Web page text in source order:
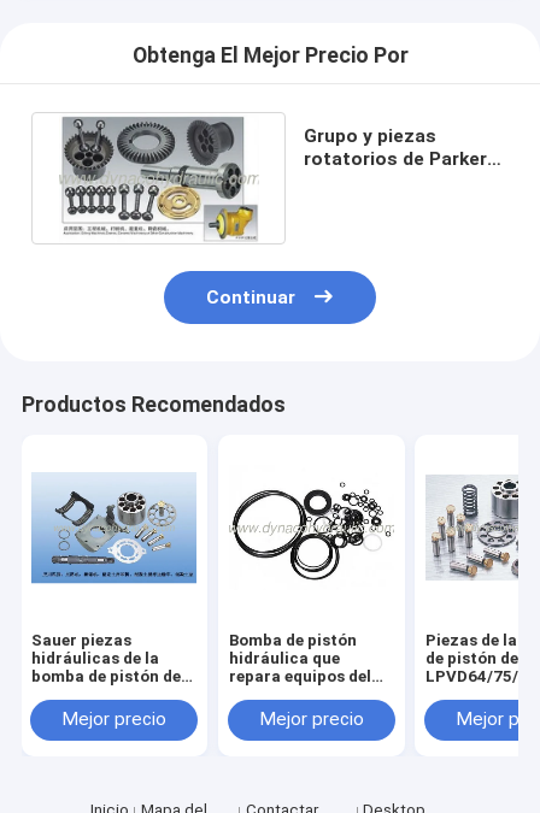
Obtenga El Mejor Precio Por
Grupo y piezas
rotatorios de Parker
Continuar
Productos Recomendados
Sauer piezas
hidráulicas de la
bomba de pistón de
Mejor precio
Bomba de pistón
hidráulica que
repara equipos del
Mejor precio
Piezas de la
de pistón de
LPVD64/75/
Mejor